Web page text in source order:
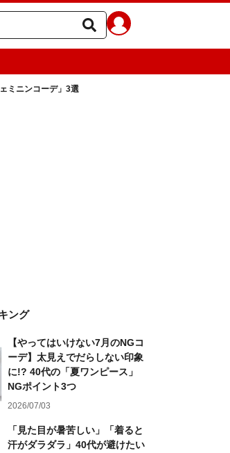
ミニンコーデ」3選
ング
【やってはいけない7月のNGコ
ーデ】太見えでだらしない印象
に!? 40代の「夏ワンピース」
NGポイント3つ
2026/07/03
「見た目が暑苦しい」「着ると
汗がダラダラ」40代が避けたい